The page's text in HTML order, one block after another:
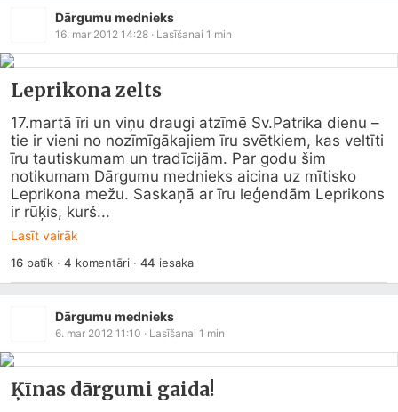
Dārgumu mednieks
16. mar 2012 14:28 · Lasīšanai 1 min
Leprikona zelts
17.martā īri un viņu draugi atzīmē Sv.Patrika dienu –
tie ir vieni no nozīmīgākajiem īru svētkiem, kas veltīti
īru tautiskumam un tradīcijām. Par godu šim
notikumam Dārgumu mednieks aicina uz mītisko
Leprikona mežu. Saskaņā ar īru leģendām Leprikons
ir rūķis, kurš...
Lasīt vairāk
16patīk · 4 komentāri · 44 iesaka
Dārgumu mednieks
6. mar 2012 11:10 · Lasīšanai 1 min
Ķīnas dārgumi gaida!